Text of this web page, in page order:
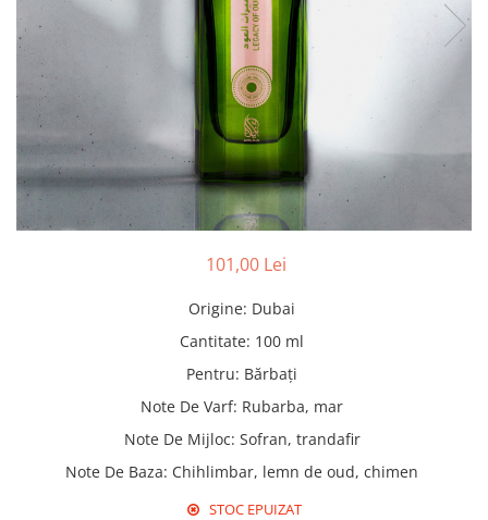
Pilote cu blăniță
101,00 Lei
Origine: Dubai
Cantitate: 100 ml
Pentru: Bărbați
Note De Varf: Rubarba, mar
Note De Mijloc: Sofran, trandafir
Note De Baza: Chihlimbar, lemn de oud, chimen
STOC EPUIZAT